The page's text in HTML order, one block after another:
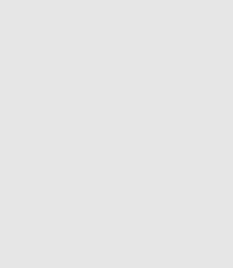
затраты по выводу продукции на